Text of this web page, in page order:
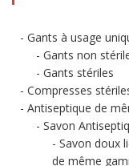
Gants à usage
Gants non
Gants stériles
Compresses
Antiseptique de
Savon
Savon doux
de même